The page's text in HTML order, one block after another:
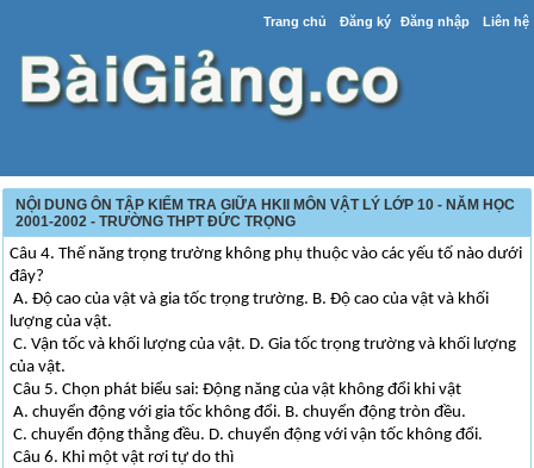
Trang chủ Đăng ký Đăng nhập Liên hệ
NỘI DUNG ÔN TẬP KIỂM TRA GIỮA HKII MÔN VẬT LÝ LỚP 10 - NĂM HỌC
2001-2002 - TRƯỜNG THPT ĐỨC TRỌNG
Câu 4. Thế năng trọng trường không phụ thuộc vào các yếu tố nào dưới
đây?
A. Độ cao của vật và gia tốc trọng trường. B. Độ cao của vật và khối
lượng của vật.
C. Vận tốc và khối lượng của vật. D. Gia tốc trọng trường và khối lượng
của vật.
Câu 5. Chọn phát biểu sai: Động năng của vật không đổi khi vật
A. chuyển động với gia tốc không đổi. B. chuyển động tròn đều.
C. chuyển động thẳng đều. D. chuyển động với vận tốc không đổi.
Câu 6. Khi một vật rơi tự do thì